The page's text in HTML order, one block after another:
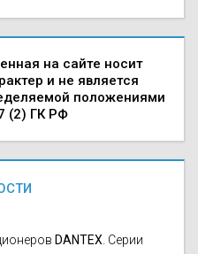
на сайте носит
и не является
положениями
(2) ГК РФ
DANTEX . Серии